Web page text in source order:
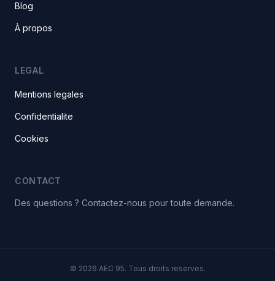
Blog
À propos
LEGAL
Mentions legales
Confidentialite
Cookies
CONTACT
Des questions ? Contactez-nous pour toute demande.
© 2026 AEC 95. Tous droits reserves.